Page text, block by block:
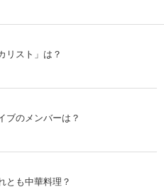
リスト」は？
ブのメンバーは？
とも中華料理？